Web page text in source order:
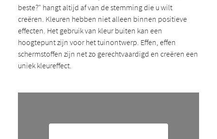
beste?" hangt altijd af van de stemming die u wilt
creëren. Kleuren hebben niet alleen binnen positieve
effecten. Het gebruik van kleur buiten kan een
hoogtepunt zijn voor het tuinontwerp. Effen, effen
schermstoffen zijn net zo gerechtvaardigd en creëren een
uniek kleureffect.